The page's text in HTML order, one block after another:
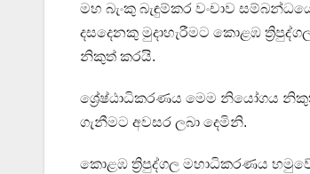
මහ බැංකු බැඳුම්කර වංචාව
දසදෙනකු මුදාහැරීමට කොළඹ
නිකුත් කරයි.
ශ්‍රේෂ්ඨාධිකරණය මෙම නියෝගය
ගැනීමට අවසර ලබා දෙමිනි.
කොළඹ ත්‍රිපුද්ගල මහාධිකරණය